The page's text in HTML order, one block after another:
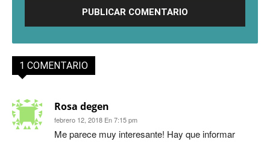
1 COMENTARIO
Rosa degen
febrero 12, 2018 En 7:15 pm
Me parece muy interesante! Hay que informar